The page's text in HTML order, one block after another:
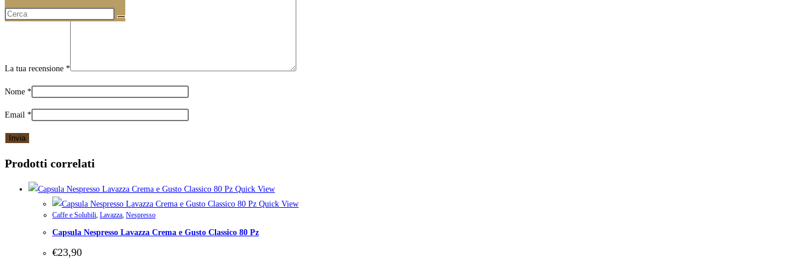
La tua recensione *
Nome *
Email *
Prodotti correlati
Quick View
Quick View
Caffe e Solubili Lavazza Nespresso
Capsula Nespresso Lavazza Crema e Gusto Classico 80 Pz
€23,90